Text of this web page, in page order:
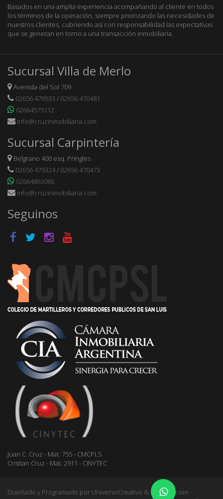
Basados en una amplia experiencia acompañando al cliente en todos
los términos de la operación, siempre priorizando las necesidades de
nuestros clientes, cubriendo así con responsabilidad las expectativas
que se generan en torno a una transacción inmobiliaria.
Sucursal Villa de Merlo
Avenida del Sol 709
02656 479533 / 02656 470481
02664575112
info@cruzinmobiliaria.com
Sucursal Carpintería
Belgrano 400 esq. Pringles
02656 479324/ 02656 470473
02664863086
info@cruzinmobiliaria.com
Seguinos
Juan C. Cruz - Mat. 755 - CMCPLS
Cristian Cruz - Mat. 2911 - CINYTEC
Diseñado y Programado por UniversoCreativo & Gestioo.com